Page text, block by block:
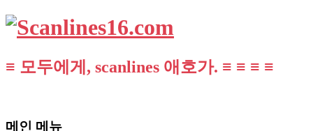
≡ 모두에게, scanlines 애호가. ≡ ≡ ≡ ≡
메인 메뉴